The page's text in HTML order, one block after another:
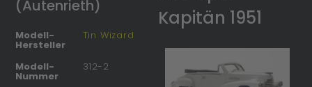
(Autenrieth)
Modell-
Hersteller
Tin Wizard
Modell-
Nummer
312-2
Kapitän 1951